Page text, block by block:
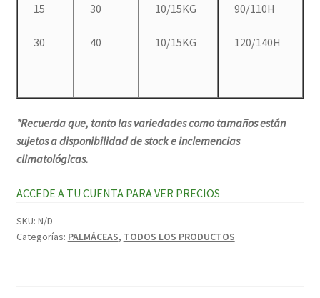
15
30
30
40
10/15KG
10/15KG
90/110H
120/140H
*Recuerda que, tanto las variedades como tamaños están
sujetos a disponibilidad de stock e inclemencias
climatológicas.
ACCEDE A TU CUENTA PARA VER PRECIOS
SKU: N/D
Categorías: PALMÁCEAS, TODOS LOS PRODUCTOS